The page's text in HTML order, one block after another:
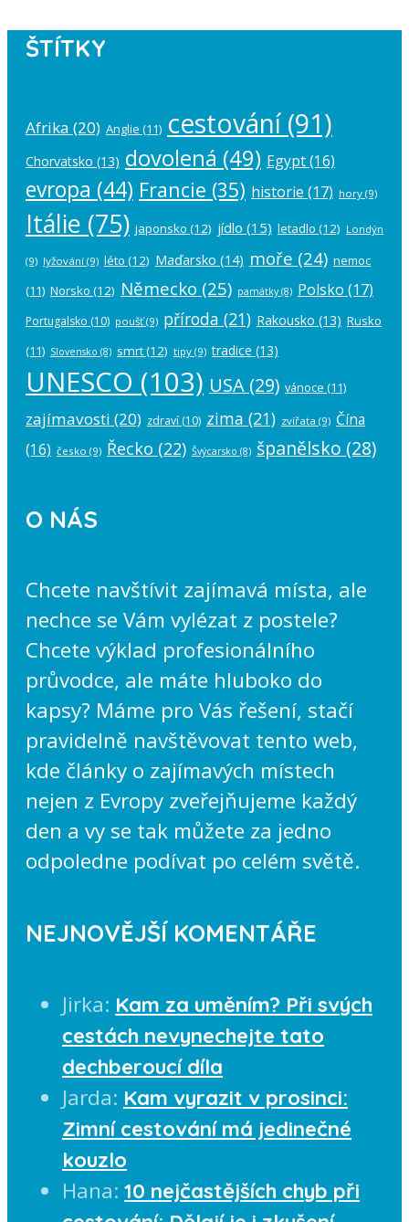
ŠTÍTKY
Afrika (20) Anglie (11) cestování(91)
Chorvatsko (13) dovolená (49) Egypt(16)
evropa (44) Francie (35) historie (17) hory (9)
Itálie (75) japonsko (12) jídlo (15) letadlo (12) Londýn
(9) lyžování (9) léto (12) Maďarsko (14) moře (24) nemoc
(11) Norsko (12) Německo (25) památky(8) Polsko (17)
Portugalsko (10) poušť(9) příroda (21) Rakousko (13) Rusko
(11) Slovensko (8) smrt(12) tipy (9) tradice (13)
UNESCO (103) USA (29) vánoce (11)
zajímavosti (20) zdraví (10) zima (21) zvířata (9) Čína
(16) česko (9) Řecko (22) Švýcarsko (8) španělsko (28)
O NÁS
Chcete navštívit zajímavá místa, ale
nechce se Vám vylézat z postele?
Chcete výklad profesionálního
průvodce, ale máte hluboko do
kapsy? Máme pro Vás řešení, stačí
pravidelně navštěvovat tento web,
kde články o zajímavých místech
nejen z Evropy zveřejňujeme každý
den a vy se tak můžete za jedno
odpoledne podívat po celém světě.
NEJNOVĚJŠÍ KOMENTÁŘE
Jirka: Kam za uměním? Při svých
cestách nevynechejte tato
dechberoucí díla
Jarda: Kam vyrazit v prosinci:
Zimní cestování má jedinečné
kouzlo
Hana: 10 nejčastějších chyb při